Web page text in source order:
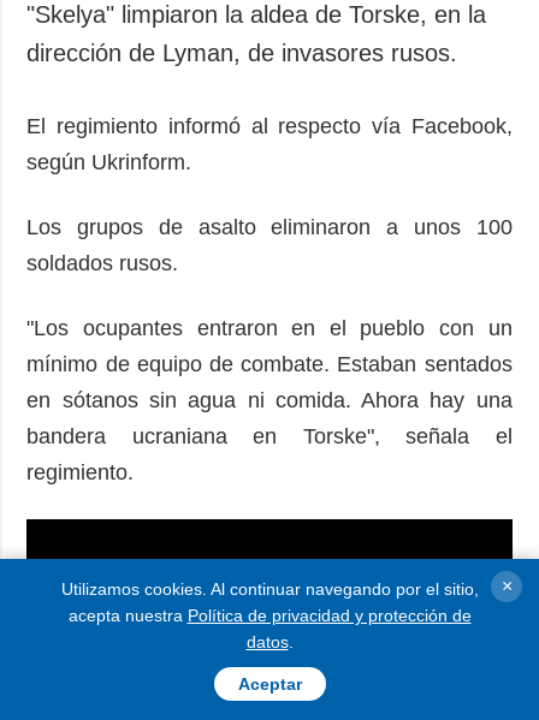
"Skelya" limpiaron la aldea de Torske, en la
dirección de Lyman, de invasores rusos.
El regimiento informó al respecto vía Facebook,
según Ukrinform.
Los grupos de asalto eliminaron a unos 100
soldados rusos.
"Los ocupantes entraron en el pueblo con un
mínimo de equipo de combate. Estaban sentados
en sótanos sin agua ni comida. Ahora hay una
bandera ucraniana en Torske", señala el
regimiento.
Utilizamos cookies. Al continuar navegando por el sitio,
acepta nuestra Política de privacidad y protección de
datos.
Aceptar
×